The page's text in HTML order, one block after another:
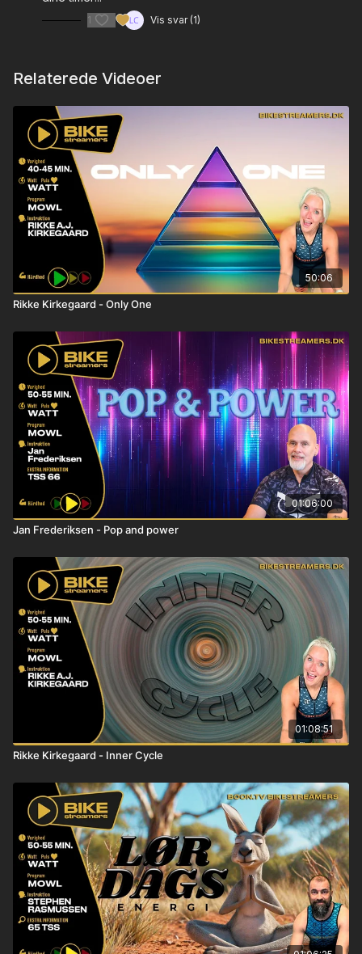
1 Vis svar (1)
Relaterede Videoer
50:06
Rikke Kirkegaard - Only One
01:06:00
Jan Frederiksen - Pop and power
01:08:51
Rikke Kirkegaard - Inner Cycle